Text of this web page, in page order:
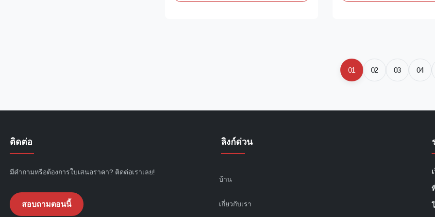
quality and durability. It is made from sturdy
to provide a sterile, individual
01 02 03 04
ติดต่อ
มีคำถามหรือต้องการใบเสนอราคา? ติดต่อเราเลย!
สอบถามตอนนี้
ลิงก์ด่วน
บ้าน
เกี่ยวกับเรา